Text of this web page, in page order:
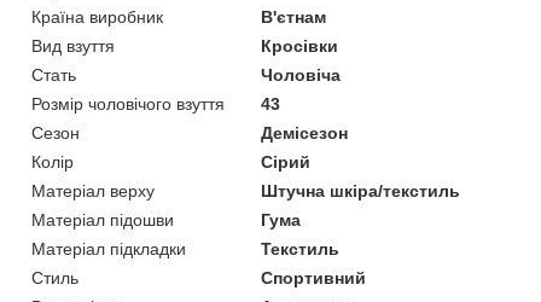
Країна виробник
В'єтнам
Вид взуття
Кросівки
Стать
Чоловіча
Розмір чоловічого взуття
43
Сезон
Демісезон
Колір
Сірий
Матеріал верху
Штучна шкіра/текстиль
Матеріал підошви
Гума
Матеріал підкладки
Текстиль
Стиль
Спортивний